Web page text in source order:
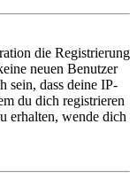
die Registrierung
neuen Benutzer
sein, dass deine IP-
du dich registrieren
erhalten, wende dich